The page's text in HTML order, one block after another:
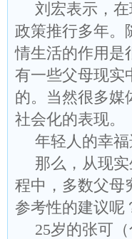
刘宏表示，
政策推行多年。
情生活的作用是
有一些父母现实
的。当然很多媒
社会化的表现。
年轻人的幸
那么，从现
程中，多数父母
参考性的建议呢
25岁的张可